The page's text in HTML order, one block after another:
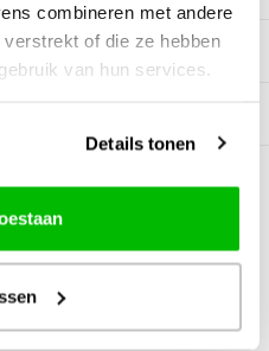
combineren met andere
of die ze hebben
van hun services.
Details tonen
VAN0